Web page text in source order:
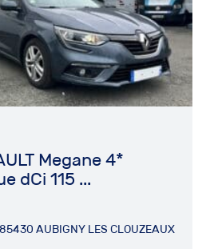
Megane 4*
dCi 115 ...
AUBIGNY LES CLOUZEAUX